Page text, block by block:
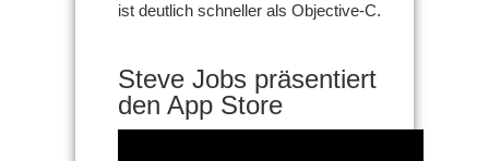
ist deutlich schneller als Objective-C.
Steve Jobs präsentiert
den App Store